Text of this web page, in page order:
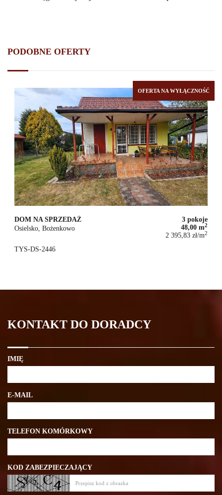
PODOBNE OFERTY
OFERTA NA WYŁĄCZNOŚĆ
DOM NA SPRZEDAŻ
Osielsko, Bożenkowo
3 pokoje
48,00 m2
2 395,83 zł/m2
TYS-DS-2446
KONTAKT DO DORADCY
IMIĘ
E-MAIL
TELEFON KOMÓRKOWY
KOD ZABEZPIECZAJĄCY